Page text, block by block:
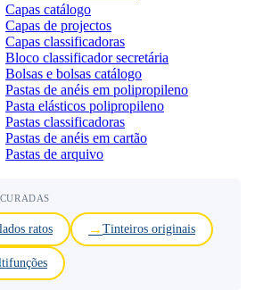
Capas catálogo
Capas de projectos
Capas classificadoras
Bloco classificador secretária
Bolsas e bolsas catálogo
Pastas de anéis em polipropileno
Pasta elásticos polipropileno
Pastas classificadoras
Pastas de anéis em cartão
Pastas de arquivo
ratos Tinteiros originais